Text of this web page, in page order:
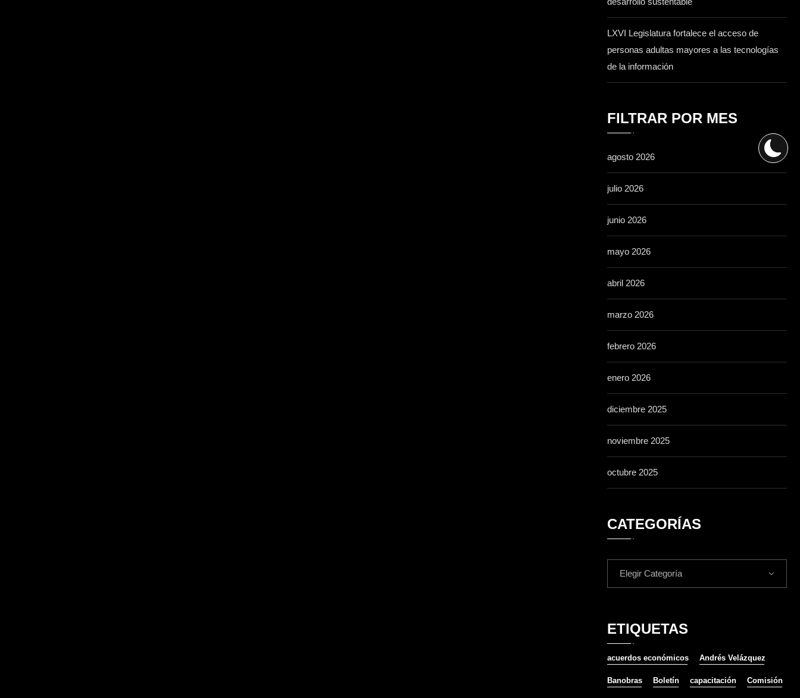
LXVI Legislatura fortalece el acceso de
personas adultas mayores a las tecnologías
de la información
FILTRAR POR MES
agosto 2026
julio 2026
junio 2026
mayo 2026
abril 2026
marzo 2026
febrero 2026
enero 2026
diciembre 2025
noviembre 2025
octubre 2025
CATEGORÍAS
Elegir Categoría
ETIQUETAS
acuerdos económicos Andrés Velázquez
Banobras Boletín capacitación Comisión